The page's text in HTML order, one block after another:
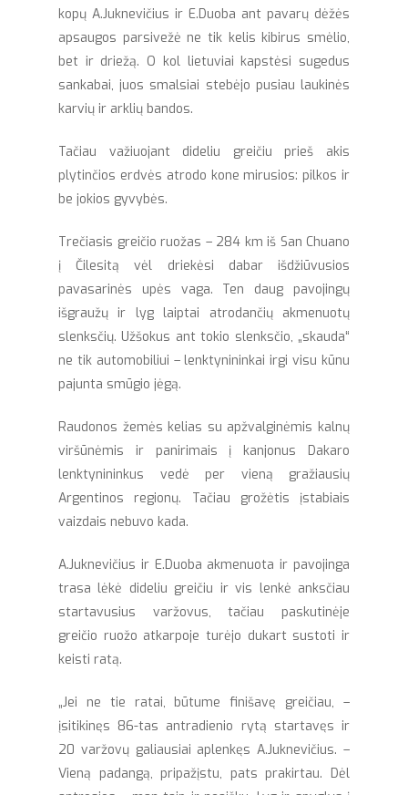
kopų A.Juknevičius ir E.Duoba ant pavarų dėžės
apsaugos parsivežė ne tik kelis kibirus smėlio,
bet ir driežą. O kol lietuviai kapstėsi sugedus
sankabai, juos smalsiai stebėjo pusiau laukinės
karvių ir arklių bandos.
Tačiau važiuojant dideliu greičiu prieš akis
plytinčios erdvės atrodo kone mirusios: pilkos ir
be jokios gyvybės.
Trečiasis greičio ruožas – 284 km iš San Chuano
į Čilesitą vėl driekėsi dabar išdžiūvusios
pavasarinės upės vaga. Ten daug pavojingų
išgraužų ir lyg laiptai atrodančių akmenuotų
slenksčių. Užšokus ant tokio slenksčio, „skauda“
ne tik automobiliui – lenktynininkai irgi visu kūnu
pajunta smūgio jėgą.
Raudonos žemės kelias su apžvalginėmis kalnų
viršūnėmis ir panirimais į kanjonus Dakaro
lenktynininkus vedė per vieną gražiausių
Argentinos regionų. Tačiau grožėtis įstabiais
vaizdais nebuvo kada.
A.Juknevičius ir E.Duoba akmenuota ir pavojinga
trasa lėkė dideliu greičiu ir vis lenkė anksčiau
startavusius varžovus, tačiau paskutinėje
greičio ruožo atkarpoje turėjo dukart sustoti ir
keisti ratą.
„Jei ne tie ratai, būtume finišavę greičiau, –
įsitikinęs 86-tas antradienio rytą startavęs ir
20 varžovų galiausiai aplenkęs A.Juknevičius. –
Vieną padangą, pripažįstu, pats prakirtau. Dėl